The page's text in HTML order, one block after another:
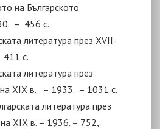
на Българското
– 456 с.
литература през ХVII-
411 с.
литература през
ХIХ в.. – 1933. – 1031 с.
литература през
ХIХ в. – 1936. – 752,